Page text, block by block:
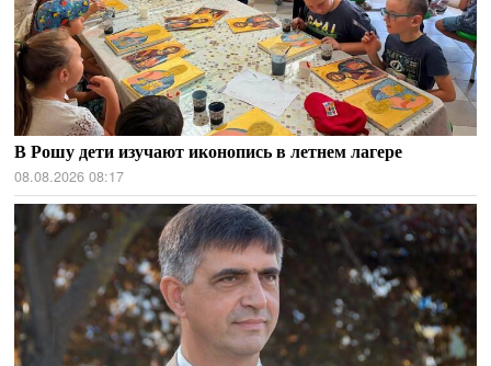
В Рошу дети изучают иконопись в летнем лагере
08.08.2026 08:17